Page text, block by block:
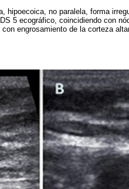
hipoecoica, no paralela, forma
5 ecográfico, coincidiendo con
engrosamiento de la corteza